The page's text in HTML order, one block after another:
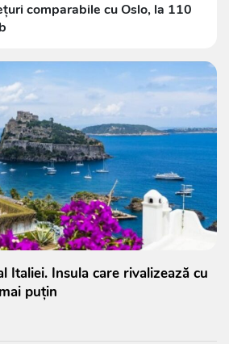
comparabile cu Oslo, la 110
Italiei. Insula care rivalizează cu
puțin